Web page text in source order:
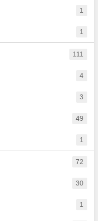
1
1
111
4
3
49
1
72
30
1